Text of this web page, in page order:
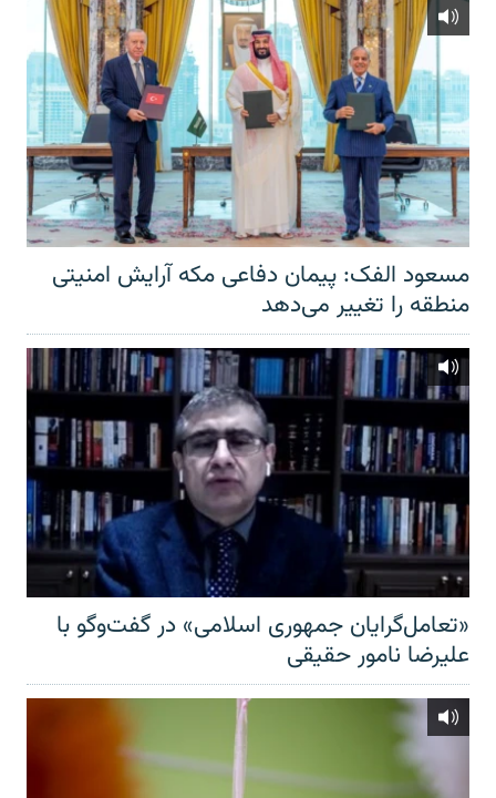
مسعود الفک: پیمان دفاعی مکه آرایش امنیتی
منطقه را تغییر می‌دهد
«تعامل‌گرایان جمهوری اسلامی» در گفت‌وگو با
علیرضا نامور حقیقی